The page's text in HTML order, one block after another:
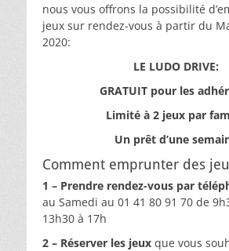
nous vous offrons la possibilité
jeux sur rendez-vous à partir du
2020:
LE LUDO DRIVE:
GRATUIT pour les
Limité à 2 jeux par
Un prêt d’une
Comment emprunter des
1 – Prendre rendez-vous par
au Samedi au 01 41 80 91 70 de
13h30 à 17h
2 – Réserver les jeux que vous